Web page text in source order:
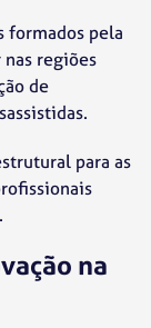
formados pela
regiões
de
para as
na